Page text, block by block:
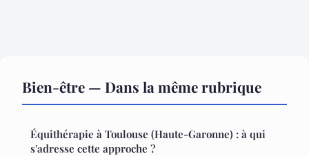
Bien-être — Dans la même rubrique
Équithérapie à Toulouse (Haute-Garonne) : à qui
s'adresse cette approche ?